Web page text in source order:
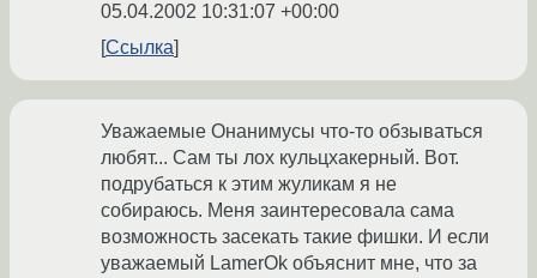
05.04.2002 10:31:07 +00:00
Ссылка
Уважаемые Онанимусы что-то обзываться
любят... Сам ты лох кульцхакерный. Вот.
подрубаться к этим жуликам я не
собираюсь. Меня заинтересовала сама
возможность засекать такие фишки. И если
уважаемый LamerOk объяснит мне, что за